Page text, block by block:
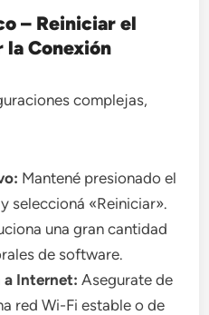
– Reiniciar el
la Conexión
complejas,
Mantené presionado el
seleccioná «Reiniciar».
una gran cantidad
de software.
a Internet: Asegurate de
red Wi-Fi estable o de